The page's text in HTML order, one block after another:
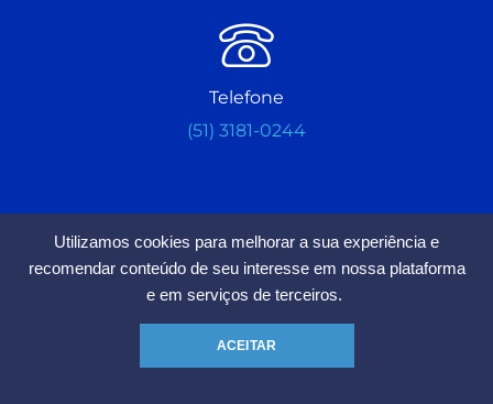
Utilizamos cookies para melhorar a sua experiência e
recomendar conteúdo de seu interesse em nossa plataforma
e em serviços de terceiros.
ACEITAR
Telefone
(51) 3181-0244
Estamos Aceitando Seguidores